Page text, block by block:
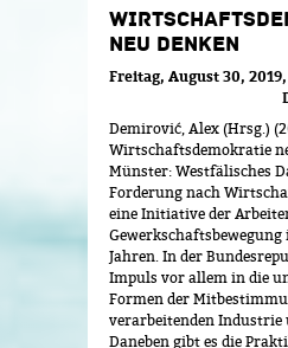
NEU DENKEN
Freitag, August 30, 2019
Demirović, Alex (Hrsg.)
Wirtschaftsdemokratie
Münster: Westfälisches
Forderung nach
eine Initiative der
Gewerkschaftsbewegung
Jahren. In der
Impuls vor allem in die
Formen der
verarbeitenden Industrie
Daneben gibt es die